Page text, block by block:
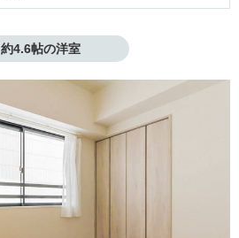
約4.6帖の洋室